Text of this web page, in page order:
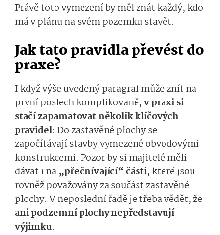
Právě toto vymezení by měl znát každý, kdo
má v plánu na svém pozemku stavět.
Jak tato pravidla převést do
praxe?
I když výše uvedený paragraf může znít na
první poslech komplikovaně,v pra­xi si
stačí zapamatovat několik klíčových
pravidel: Do zastavěné plochy se
započítávají stavby vymezené obvodovými
konstrukcemi. Pozor by si majitelé měli
dávat i na „přečníva­jící“ části, které jsou
rovněž považovány za součást zastavěné
plochy. V neposlední řadě je třeba vědět, že
ani podzemní plochy nepředstavují
výjimku.